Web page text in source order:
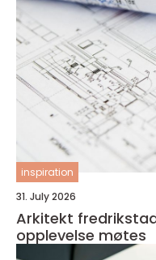
inspiration
31. July 2026
Arkitekt
opplevelse møtes